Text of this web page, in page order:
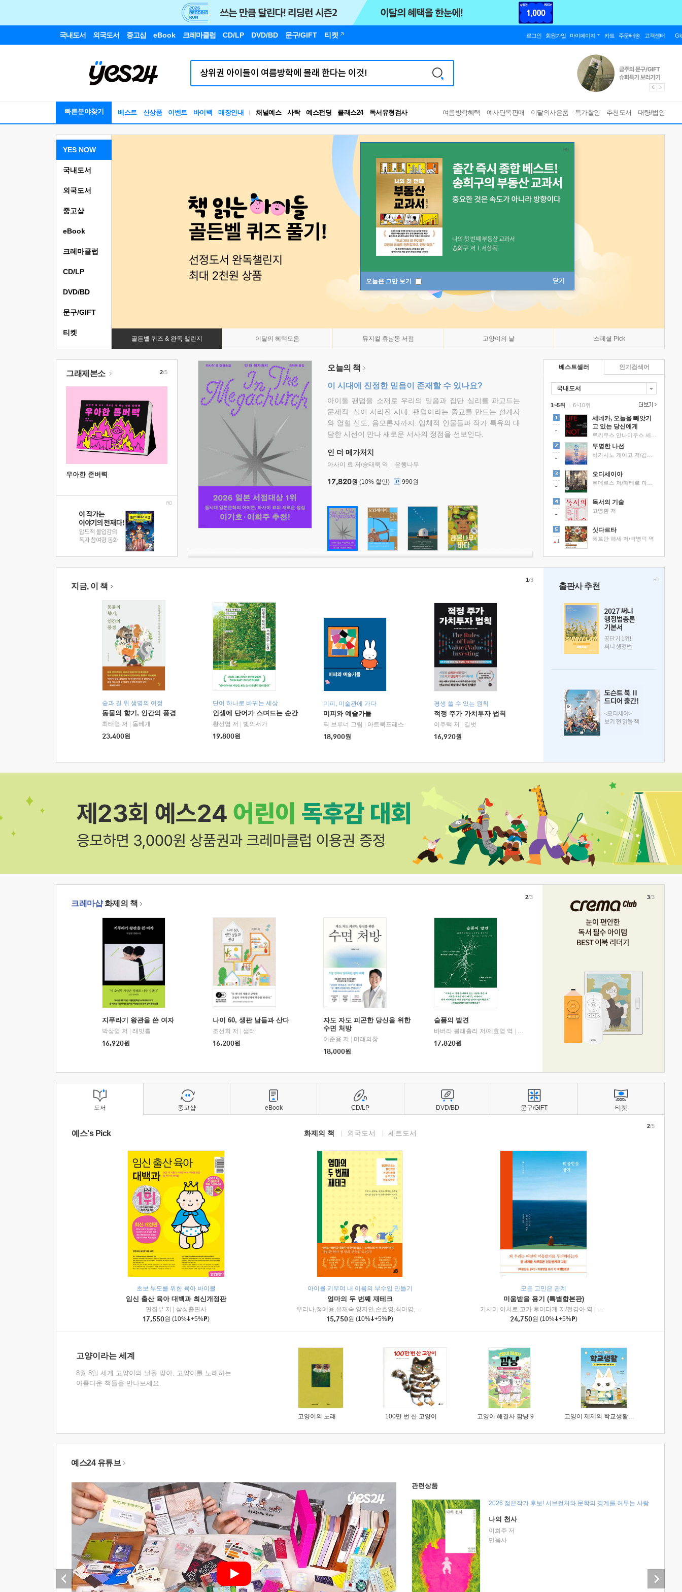
국내도서 외국도서 중고샵 eBook 크레마클럽 CD/LP DVD/BD 문구/GIFT 티켓 로그인 회원가입 마이페이지 카트 주문/배송 고객센터
빠른분야찾기 베스트 신상품 이벤트 바이백 매장안내 채널예스 사락 예스펀딩 클래스24
RBTI Lab
독서유형검사
여름방학혜택 예사단독판매 이달의사은품 특가할인 추천도서 대량/법인
오늘은 그만 보기 닫기
YES NOW
골든벨 퀴즈 & 완독 챌린지 이달의 혜택모음 뮤지컬 휴남동 서점 고양이의 날 스페셜 Pick
국내도서
외국도서
중고샵
eBook
크레마클럽
CD/LP
DVD/BD
문구/GIFT
티켓
그래제본소
우아한 존버력
2/5 오늘의 책
이 시대에 진정한 믿음이 존재할 수 있나요?
아이돌 팬덤을 소재로 우리의 믿음과 집단 심리를 파고드는
문제작. 신이 사라진 시대, 팬덤이라는 종교를 만드는 설계자
와 열혈 신도, 음모론자까지. 입체적 인물들과 작가 특유의 대
담한 시선이 만나 새로운 서사의 정점을 선보인다.
인 더 메가처치
아사이 료 저/송태욱 역 은행나무
17,820원 (10% 할인) 990원
베스트셀러
국내도서
1~5위 |
세네카, 오늘을 빼앗기
고 있는 당신에게
투명한 나선
오디세이아
독서의 기술
고명환 저
1
싯다르타
헤르만 헤세 저/박병덕 역
6~10위
인기검색어
지금, 이 책
숲과 길 위 생명의 여정
동물의 향기, 인간의 풍경
최태영 저
돌베개
23,400원
단어 하나로 바뀌는 세상
인생에 단어가 스며드는 순간
황선엽 저
빛의서가
19,800원
미피, 미술관에 가다
미피와 예술가들
딕 브루너 그림
아트북프레스
18,900원
평생 쓸 수 있는 원칙
적정 주가 가치투자 법칙
이주택 저
길벗
16,920원
1/3
출판사 추천
크레마샵화제의 책
지푸라기 왕관을 쓴 여자
박상영 저
래빗홀
16,920원
나이 60, 생판 남들과 산다
조선희 저
샘터
16,200원
자도 자도 피곤한 당신을 위한
수면 처방
이준용 저
미래의창
18,000원
슬픔의 발견
바버라 블래츨리 저/제효영 역
디플롯
17,820원
2/3 3/3
도서
예스's Pick 화제의 책 외국도서 세트도서
초보 부모를 위한 육아 바이블
임신 출산 육아 대백과 최신개정판
편집부 저
삼성출판사
17,550원 (10% +5% )
아이를 키우며 내 이름의 부수입 만들기
엄마의 두 번째 재테크
우리나,정예용,유재숙,양지인,손효영,최미영,조민주,이진현,차미숙,서미숙 저 | 제이브리즈북스
15,750원 (10% +5% )
모든 고민은 관계
미움받을 용기 (특별합본판)
기시미 이치로,고가 후미타케 저/전경아 역
인플루엔셜
24,750원 (10% +5% )
2/5
고양이라는 세계
8월 8일 세계 고양이의 날을 맞아, 고양이를 노래하는
아름다운 책들을 만나보세요.
고양이의 노래 100만 번 산 고양이 고양이 해결사 깜냥 9 고양이 제제의 학교생활 1 : 초등학생이 이렇게 힘들 줄이야
중고샵 eBook CD/LP DVD/BD 문구/GIFT 티켓
예스24 유튜브
관련상품
2026 젊은작가 후보! 서브컬처와 문학의 경계를 허무는 사랑
나의 천사
이희주 저
민음사